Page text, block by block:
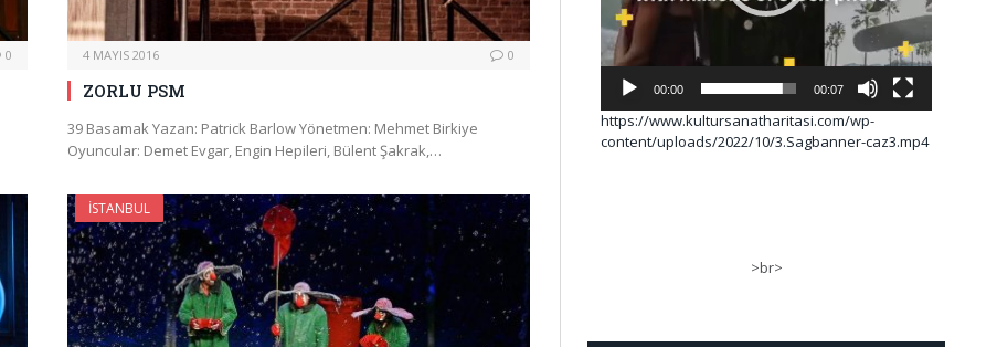
0 4 MAYIS 2016 0
ZORLU PSM
39 Basamak Yazan: Patrick Barlow Yönetmen: Mehmet Birkiye
Oyuncular: Demet Evgar, Engin Hepileri, Bülent Şakrak,…
İSTANBUL
00:00 00:07
https://www.kultursanatharitasi.com/wp-
content/uploads/2022/10/3.Sagbanner-caz3.mp4
>br>